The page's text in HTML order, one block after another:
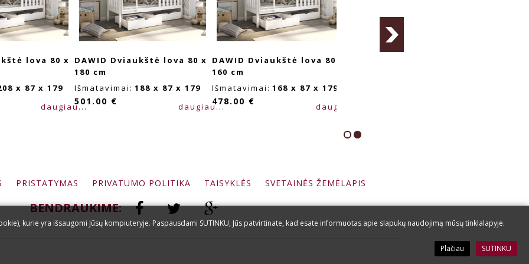
lova 80 x
x 87 x 179
daugiau...
DAWID Dviaukštė lova 80 x
180 cm
Išmatavimai: 188 x 87 x 179
501.00 € daugiau...
DAWID Dviaukštė lova 80 x
160 cm
Išmatavimai: 168 x 87 x 179
478.00 € daugiau...
PRISTATYMAS PRIVATUMO POLITIKA TAISYKLĖS SVETAINĖS ŽEMĖLAPIS
BENDRAUKIME:
kurie yra išsaugomi Jūsų kompiuteryje. Paspausdami SUTINKU, Jūs patvirtinate, kad esate informuotas apie slapukų naudojimą mūsų tinklalapyje.
SUTINKU
Plačiau